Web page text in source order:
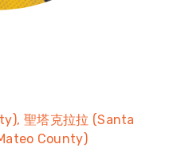
聖塔克拉拉 (Santa
County)